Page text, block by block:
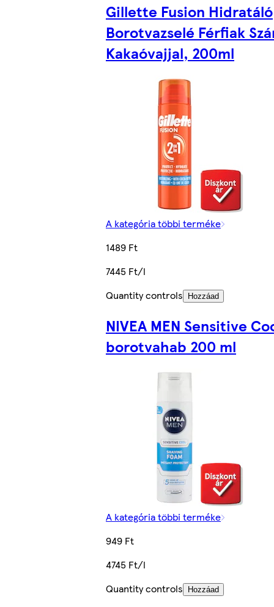
Gillette Fusion Hidratáló
Borotvazselé Férfiak
Kakaóvajjal, 200ml
A kategória többi terméke
1489 Ft
7445 Ft/l
Quantity controls
Hozzáad
NIVEA MEN Sensitive
borotvahab 200 ml
A kategória többi terméke
949 Ft
4745 Ft/l
Quantity controls
Hozzáad